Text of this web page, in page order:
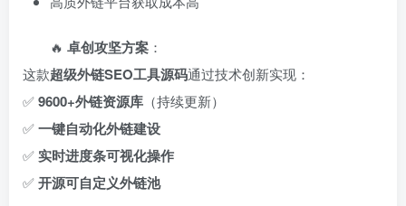
🔥 ​ 卓创攻坚方案 ：
这款超级外链SEO工具源码通过技术创新实现：
✅ ​9600+外链资源库 ​（持续更新）
✅ ​一键自动化外链建设
✅ ​实时进度条可视化操作
✅ ​开源可自定义外链池